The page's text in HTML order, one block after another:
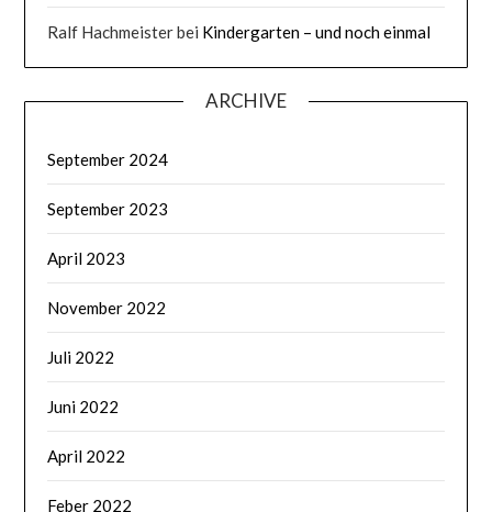
Ralf Hachmeisterbei Kindergarten – und noch einmal
ARCHIVE
September 2024
September 2023
April 2023
November 2022
Juli 2022
Juni 2022
April 2022
Feber 2022